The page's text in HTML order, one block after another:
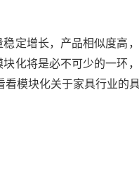
定增长，产品相似度高
化将是必不可少的一环
模块化关于家具行业的具